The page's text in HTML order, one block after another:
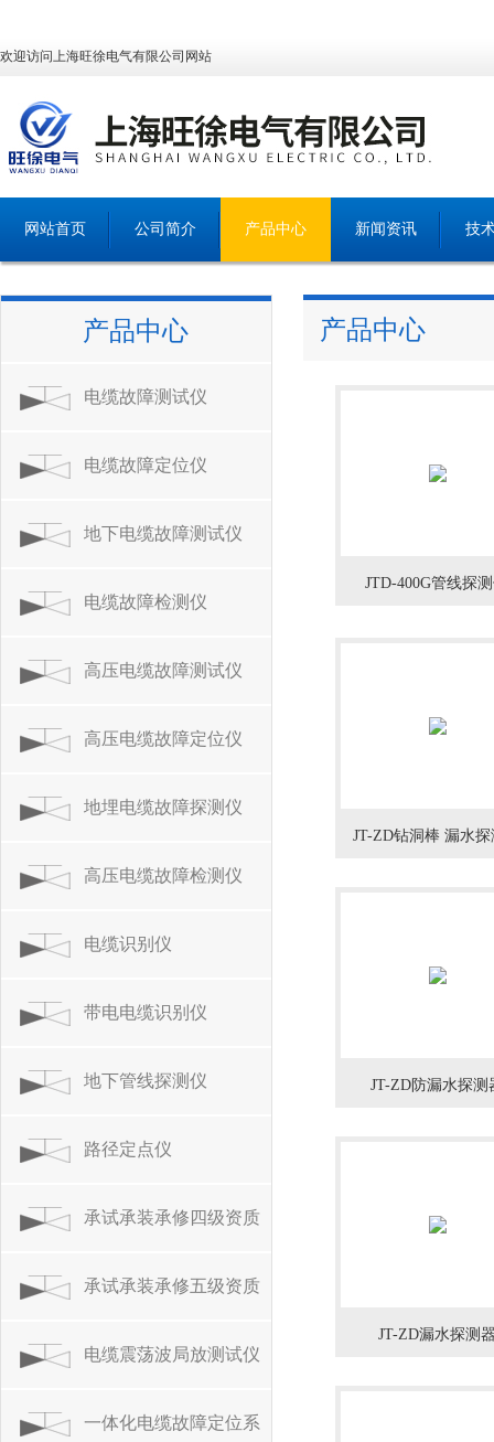
欢迎访问上海旺徐电气有限公司网站
网站首页 公司简介 产品中心 新闻资讯 技
产品中心
电缆故障测试仪
电缆故障定位仪
地下电缆故障测试仪
电缆故障检测仪
高压电缆故障测试仪
高压电缆故障定位仪
地埋电缆故障探测仪
高压电缆故障检测仪
电缆识别仪
带电电缆识别仪
地下管线探测仪
路径定点仪
承试承装承修四级资质
设备
承试承装承修五级资质
设备
电缆震荡波局放测试仪
一体化电缆故障定位系
产品中心
JTD-400G管线探
JT-ZD钻洞棒 漏水
JT-ZD防漏水探测
JT-ZD漏水探测